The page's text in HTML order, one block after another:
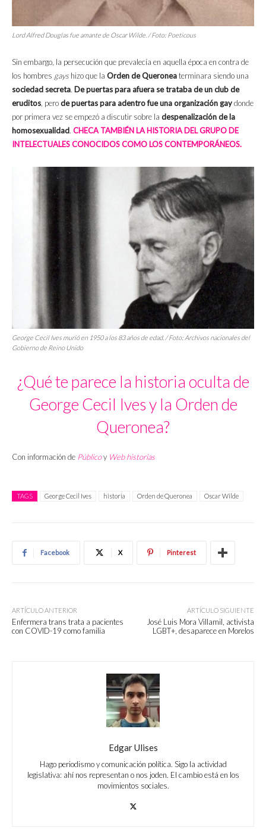
Lord Alfred Douglas fue amante de Oscar Wilde. / Foto: Poeticous
Sin embargo, la persecución que prevalecía en aquella época en contra de
los hombres gays hizo que la Orden de Queroneaterminara siendo una
sociedad secreta. De puertas para afuera se trataba de un club de
eruditos, perode puertas para adentro fue una organización gaydonde
por primera vez se empezó a discutir sobre la despenalización de la
homosexualidad. CHECA TAMBIÉN LA HISTORIA DEL GRUPO DE
INTELECTUALES CONOCIDOS COMO LOS CONTEMPORÁNEOS.
George Cecil Ives murió en 1950 a los 83 años de edad. / Foto: Archivos nacionales del
Gobierno de Reino Unido
¿Qué te parece la historia oculta de
George Cecil Ives y la Orden de
Queronea?
Con información de Públicoy Web historias
TAGS George Cecil Ives historia Orden de Queronea Oscar Wilde
Facebook X Pinterest
ARTÍCULO ANTERIOR
Enfermera trans trata a pacientes
con COVID-19 como familia
ARTÍCULO SIGUIENTE
José Luis Mora Villamil, activista
LGBT+, desaparece en Morelos
Edgar Ulises
Hago periodismo y comunicación política. Sigo la actividad
legislativa: ahí nos representan o nos joden. El cambio está en los
movimientos sociales.